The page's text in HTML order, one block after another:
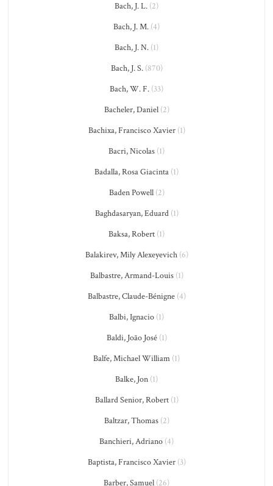
Bach, J. L. (2)
Bach, J. M. (4)
Bach, J. N. (1)
Bach, J. S.(870)
Bach, W. F. (33)
Bacheler, Daniel(2)
Bachixa, Francisco Xavier(1)
Bacri, Nicolas (1)
Badalla, Rosa Giacinta (1)
Baden Powell(2)
Baghdasaryan, Eduard(1)
Baksa, Robert (1)
Balakirev, Mily Alexeyevich(6)
Balbastre, Armand-Louis(1)
Balbastre, Claude-Bénigne(4)
Balbi, Ignacio (1)
Baldi, João José(1)
Balfe, Michael William (1)
Balke, Jon (1)
Ballard Senior, Robert(1)
Baltzar, Thomas(2)
Banchieri, Adriano (4)
Baptista, Francisco Xavier(3)
Barber, Samuel (26)